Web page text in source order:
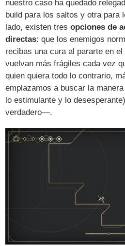
nuestro caso ha quedado
build para los saltos y otra para
lado, existen tresopciones de
directas: que los enemigos
recibas una cura al pararte en
vuelvan más frágiles cada vez
quien quiera todo lo contrario,
emplazamos a buscar la
lo estimulante y lo
verdadero—.